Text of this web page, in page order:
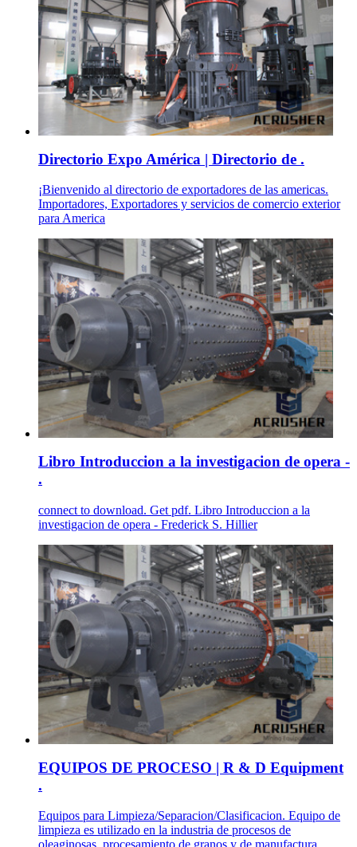
Directorio Expo América | Directorio de .
¡Bienvenido al directorio de exportadores de las americas.
Importadores, Exportadores y servicios de comercio exterior
para America
Libro Introduccion a la investigacion de opera -
.
connect to download. Get pdf. Libro Introduccion a la
investigacion de opera - Frederick S. Hillier
EQUIPOS DE PROCESO | R & D Equipment
.
Equipos para Limpieza/Separacion/Clasificacion. Equipo de
limpieza es utilizado en la industria de procesos de